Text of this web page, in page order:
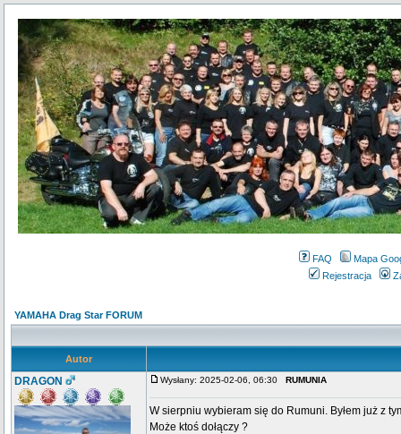
FAQ
Mapa
Rejestracja
YAMAHA Drag Star FORUM
Autor
DRAGON Wysłany: 2025-02-06, 06:30 RUMUNIA
W sierpniu wybieram się do Rumuni. Byłem już z
Może ktoś dołączy ?